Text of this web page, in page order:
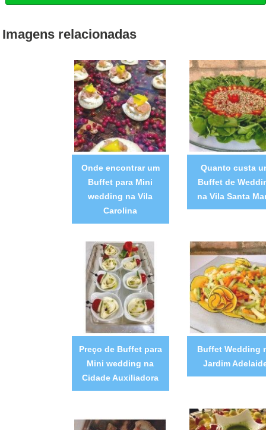
Imagens relacionadas
Onde encontrar um
Buffet para Mini
wedding na Vila
Carolina
Quanto custa
Buffet de
na Vila Santa
Preço de Buffet para
Mini wedding na
Cidade Auxiliadora
Buffet Wedding
Jardim